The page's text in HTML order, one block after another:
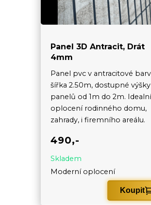
Panel 3D Antracit, Drát
4mm
Panel pvc v antracitové
šířka 2.50m, dostupné výšky
panelů od 1m do 2m.
oplocení rodinného domu,
zahrady, i firemního areálu.
490,-
Skladem
Moderní oplocení
Koupit